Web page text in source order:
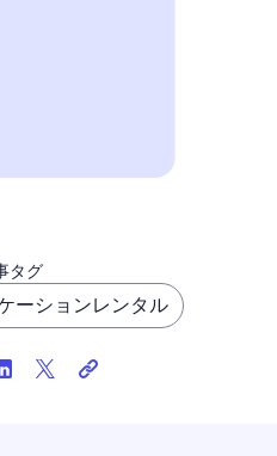
タグ
ーションレンタル